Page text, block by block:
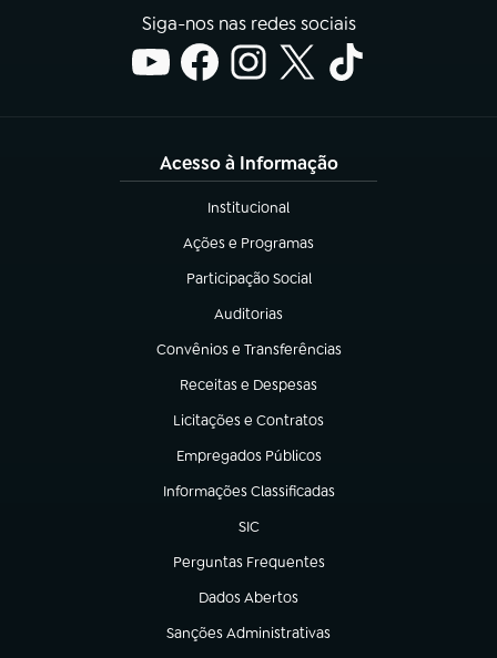
Siga-nos nas redes sociais
Acesso à Informação
Institucional
(abre em nova aba)
Ações e Programas
(abre em nova aba)
Participação Social
(abre em nova aba)
Auditorias
(abre em nova aba)
Convênios e Transferências
(abre em nova aba)
Receitas e Despesas
(abre em nova aba)
Licitações e Contratos
(abre em nova aba)
Empregados Públicos
(abre em nova aba)
Informações Classificadas
(abre em nova aba)
SIC
(abre em nova aba)
Perguntas Frequentes
(abre em nova aba)
Dados Abertos
(abre em nova aba)
Sanções Administrativas
(abre em nova aba)